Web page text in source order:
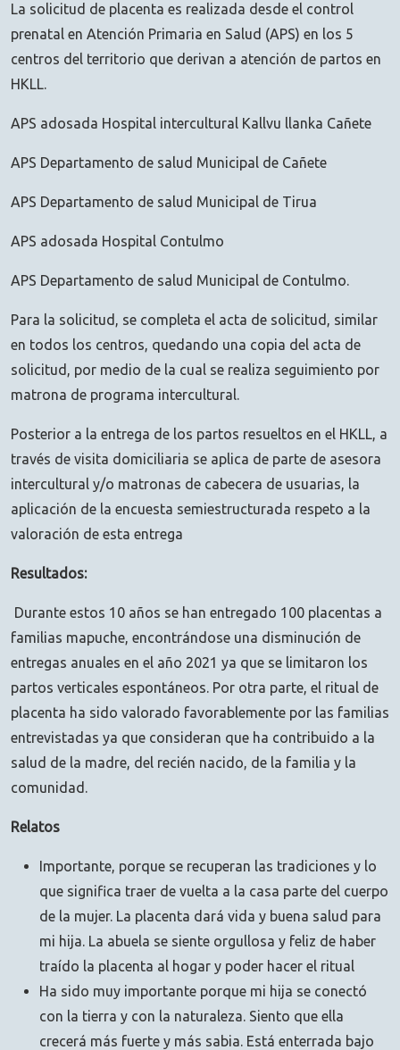
La solicitud de placenta es realizada desde el control
prenatal en Atención Primaria en Salud (APS) en los 5
centros del territorio que derivan a atención de partos en
HKLL.
APS adosada Hospital intercultural Kallvu llanka Cañete
APS Departamento de salud Municipal de Cañete
APS Departamento de salud Municipal de Tirua
APS adosada Hospital Contulmo
APS Departamento de salud Municipal de Contulmo.
Para la solicitud, se completa el acta de solicitud, similar
en todos los centros, quedando una copia del acta de
solicitud, por medio de la cual se realiza seguimiento por
matrona de programa intercultural.
Posterior a la entrega de los partos resueltos en el HKLL, a
través de visita domiciliaria se aplica de parte de asesora
intercultural y/o matronas de cabecera de usuarias, la
aplicación de la encuesta semiestructurada respeto a la
valoración de esta entrega
Resultados:
Durante estos 10 años se han entregado 100 placentas a
familias mapuche, encontrándose una disminución de
entregas anuales en el año 2021 ya que se limitaron los
partos verticales espontáneos. Por otra parte, el ritual de
placenta ha sido valorado favorablemente por las familias
entrevistadas ya que consideran que ha contribuido a la
salud de la madre, del recién nacido, de la familia y la
comunidad.
Relatos
Importante, porque se recuperan las tradiciones y lo
que significa traer de vuelta a la casa parte del cuerpo
de la mujer. La placenta dará vida y buena salud para
mi hija. La abuela se siente orgullosa y feliz de haber
traído la placenta al hogar y poder hacer el ritual
Ha sido muy importante porque mi hija se conectó
con la tierra y con la naturaleza. Siento que ella
crecerá más fuerte y más sabia. Está enterrada bajo